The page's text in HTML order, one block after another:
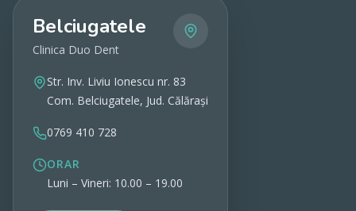
Belciugatele
Clinica Duo Dent
Str. Inv. Liviu Ionescu nr. 83
Com. Belciugatele, Jud. Călărași
0769 410 728
ORAR
Luni – Vineri: 10.00 – 19.00